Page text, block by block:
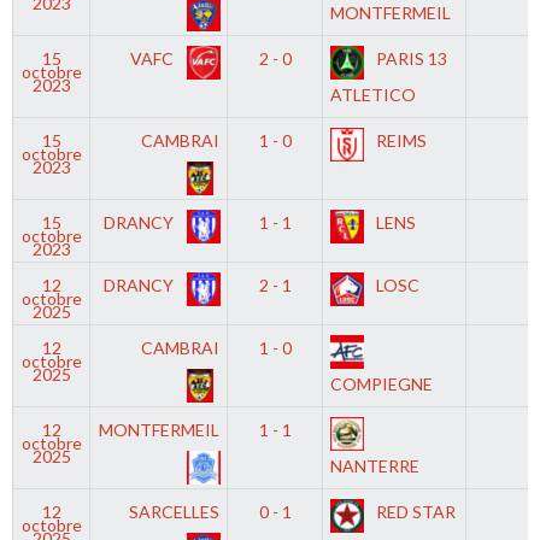
MONTFERMEIL
15
octobre
2023
VAFC 2 - 0
PARIS 13
ATLETICO
15
octobre
2023
CAMBRAI 1 - 0 REIMS
15
octobre
2023
DRANCY 1 - 1 LENS
12
octobre
2025
DRANCY 2 - 1 LOSC
12
octobre
2025
CAMBRAI
1 - 0
COMPIEGNE
12
octobre
2025
MONTFERMEIL
1 - 1
NANTERRE
12
octobre
SARCELLES 0 - 1 RED STAR